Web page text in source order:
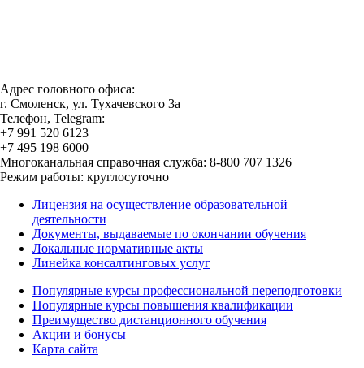
Адрес головного офиса:
г. Смоленск, ул. Тухачевского 3а
Телефон, Telegram:
+7 991 520 6123
+7 495 198 6000
Многоканальная справочная служба: 8-800 707 1326
Режим работы: круглосуточно
Лицензия на осуществление образовательной
деятельности
Документы, выдаваемые по окончании обучения
Локальные нормативные акты
Линейка консалтинговых услуг
Популярные курсы профессиональной переподготовки
Популярные курсы повышения квалификации
Преимущество дистанционного обучения
Акции и бонусы
Карта сайта